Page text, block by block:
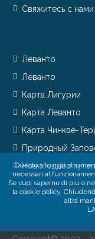
Свяжитесь с нами
Леванто
Леванто
Карта Лигурии
Карта Леванто
Карта Чинкве-
Природный
Новогоднее
Questo sito o gli
necessari al
Se vuoi saperne di piu o
la cookie policy.
altra